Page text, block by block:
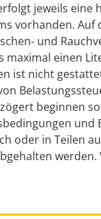
jeweils
vorhanden. Auf
und
maximal einen
ist nicht
beginnen
und
oder in Teilen